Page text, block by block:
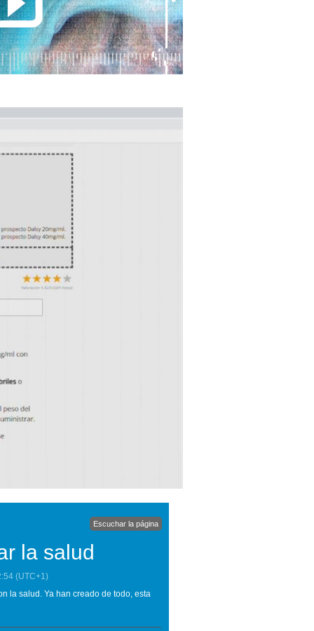
Escuchar la página
la salud
(UTC+1)
la salud. Ya han creado de todo, esta